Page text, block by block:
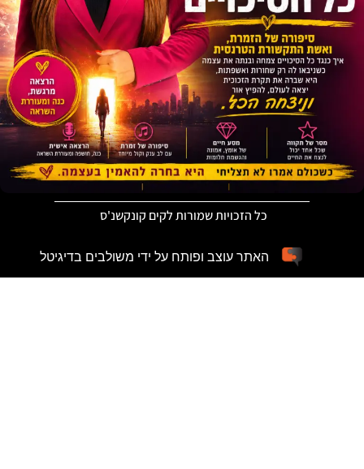
כל הזכויות שמורות לקים קונקשנ'ס
האתר עוצב ופותח על ידי משולבים בדיגיטל